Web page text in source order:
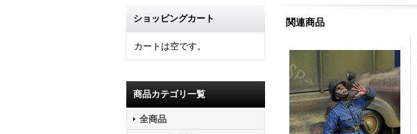
ショッピングカート
カートは空です。
商品カテゴリ一覧
全商品
関連商品